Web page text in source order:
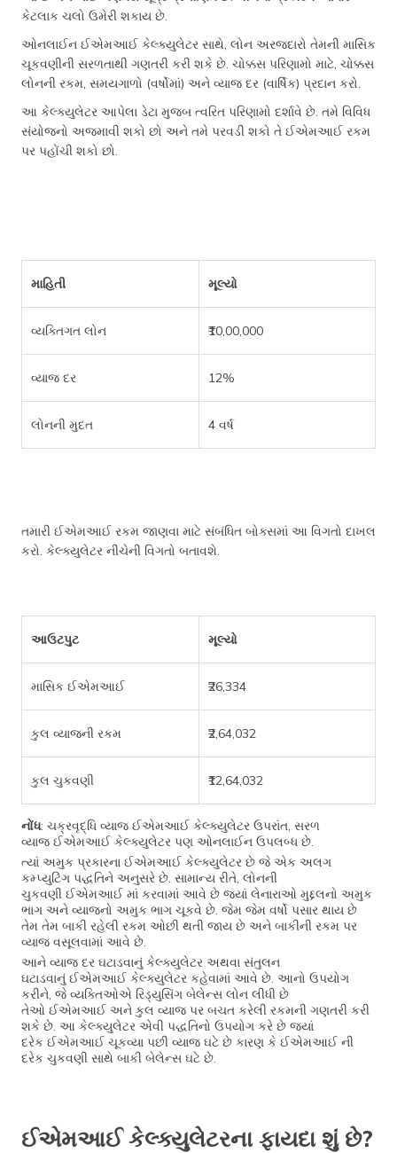
કેટલાક ચલો ઉમેરી શકાય છે.
ઓનલાઈન ઈએમઆઈ કેલ્ક્યુલેટર સાથે, લોન અરજદારો તેમની માસિક
ચૂકવણીની સરળતાથી ગણતરી કરી શકે છે. ચોક્કસ પરિણામો માટે, ચોક્કસ
લોનની રકમ, સમયગાળો (વર્ષોમાં) અને વ્યાજ દર (વાર્ષિક) પ્રદાન કરો.
આ કેલ્ક્યુલેટર આપેલા ડેટા મુજબ ત્વરિત પરિણામો દર્શાવે છે. તમે વિવિધ
સંયોજનો અજમાવી શકો છો અને તમે પરવડી શકો તે ઈએમઆઈ રકમ
પર પહોંચી શકો છો.
માહિતી મૂલ્યો
વ્યક્તિગત લોન ₹10,00,000
વ્યાજ દર 12%
લોનની મુદત 4 વર્ષ
તમારી ઈએમઆઈ રકમ જાણવા માટે સંબંધિત બોક્સમાં આ વિગતો દાખલ
કરો. કેલ્ક્યુલેટર નીચેની વિગતો બતાવશે.
આઉટપુટ મૂલ્યો
માસિક ઈએમઆઈ ₹26,334
કુલ વ્યાજની રકમ ₹2,64,032
કુલ ચુકવણી ₹12,64,032
નોંધ: ચક્રવૃદ્ધિ વ્યાજ ઈએમઆઈ કેલ્ક્યુલેટર ઉપરાંત, સરળ
વ્યાજ ઈએમઆઈ કેલ્ક્યુલેટર પણ ઓનલાઈન ઉપલબ્ધ છે.
ત્યાં અમુક પ્રકારના ઈએમઆઈ કેલ્ક્યુલેટર છે જે એક અલગ
કમ્પ્યુટિંગ પદ્ધતિને અનુસરે છે. સામાન્ય રીતે, લોનની
ચુકવણી ઈએમઆઈ માં કરવામાં આવે છે જ્યાં લેનારાઓ મુદ્દલનો અમુક
ભાગ અને વ્યાજનો અમુક ભાગ ચૂકવે છે. જેમ જેમ વર્ષો પસાર થાય છે
તેમ તેમ બાકી રહેલી રકમ ઓછી થતી જાય છે અને બાકીની રકમ પર
વ્યાજ વસૂલવામાં આવે છે.
આને વ્યાજ દર ઘટાડવાનું કેલ્ક્યુલેટર અથવા સંતુલન
ઘટાડવાનું ઈએમઆઈ કેલ્ક્યુલેટર કહેવામાં આવે છે. આનો ઉપયોગ
કરીને, જે વ્યક્તિઓએ રિડ્યુસિંગ બેલેન્સ લોન લીધી છે
તેઓ ઈએમઆઈ અને કુલ વ્યાજ પર બચત કરેલી રકમની ગણતરી કરી
શકે છે. આ કેલ્ક્યુલેટર એવી પદ્ધતિનો ઉપયોગ કરે છે જ્યાં
દરેક ઈએમઆઈ ચૂકવ્યા પછી વ્યાજ ઘટે છે કારણ કે ઈએમઆઈ ની
દરેક ચુકવણી સાથે બાકી બેલેન્સ ઘટે છે.
ઈએમઆઈ કેલ્ક્યુલેટરના ફાયદા શું છે?